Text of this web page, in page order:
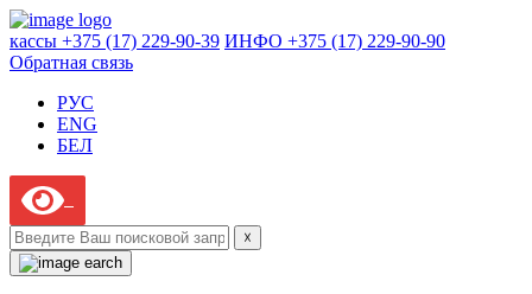
кассы +375 (17) 229-90-39 ИНФО +375 (17) 229-90-90
Обратная связь
РУС
ENG
БЕЛ
☓